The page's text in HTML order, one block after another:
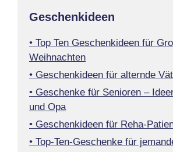
Geschenkideen
• Top Ten Geschenkideen für
Weihnachten
• Geschenkideen für alternde
• Geschenke für Senioren –
und Opa
• Geschenkideen für Reha-
• Top-Ten-Geschenke für